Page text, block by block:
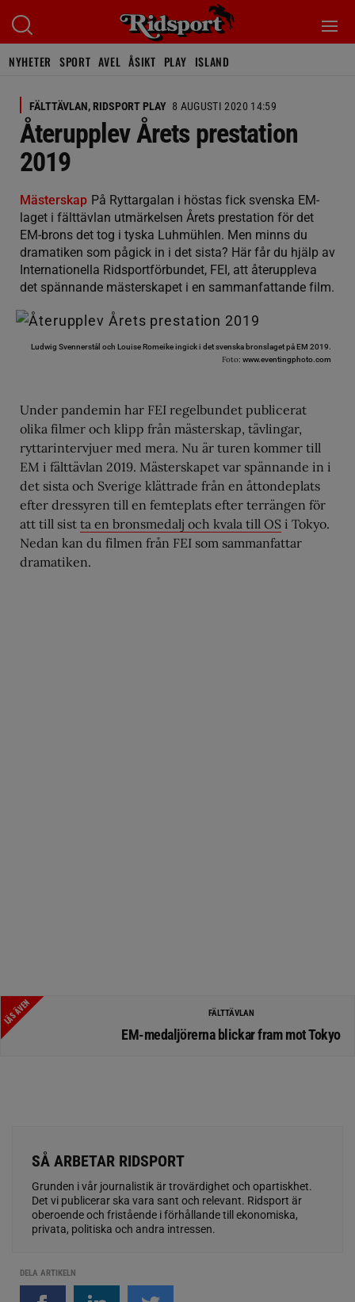
NYHETER SPORT AVEL ÅSIKT PLAY ISLAND
FÄLTTÄVLAN, RIDSPORT PLAY 8 AUGUSTI 2020 14:59
Återupplev Årets prestation
2019
Mästerskap På Ryttargalan i höstas fick svenska EM-
laget i fälttävlan utmärkelsen Årets prestation för det
EM-brons det tog i tyska Luhmühlen. Men minns du
dramatiken som pågick in i det sista? Här får du hjälp av
Internationella Ridsportförbundet, FEI, att återuppleva
det spännande mästerskapet i en sammanfattande film.
Ludwig Svennerstål och Louise Romeike ingick i det svenska bronslaget på EM 2019.
Foto: www.eventingphoto.com
Under pandemin har FEI regelbundet publicerat
olika filmer och klipp från mästerskap, tävlingar,
ryttarintervjuer med mera. Nu är turen kommer till
EM i fälttävlan 2019. Mästerskapet var spännande in i
det sista och Sverige klättrade från en åttondeplats
efter dressyren till en femteplats efter terrängen för
att till sist ta en bronsmedalj och kvala till OS i Tokyo.
Nedan kan du filmen från FEI som sammanfattar
dramatiken.
LÄS ÄVEN FÄLTTÄVLAN
EM-medaljörerna blickar fram mot Tokyo
SÅ ARBETAR RIDSPORT
Grunden i vår journalistik är trovärdighet och opartiskhet.
Det vi publicerar ska vara sant och relevant. Ridsport är
oberoende och fristående i förhållande till ekonomiska,
privata, politiska och andra intressen.
DELA ARTIKELN